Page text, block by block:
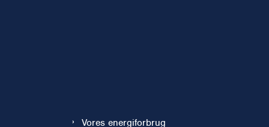
Vores energiforbrug